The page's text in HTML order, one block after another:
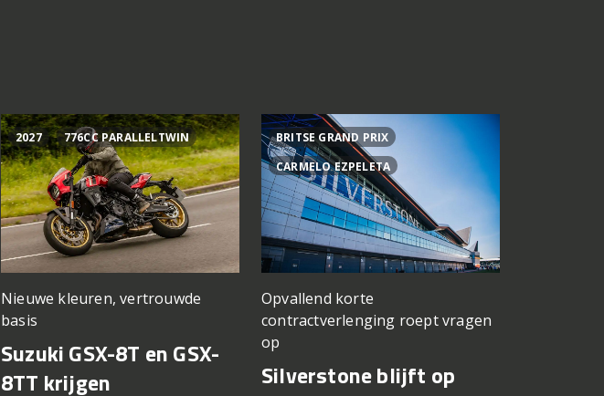
2027 776CC PARALLELTWIN
Nieuwe kleuren, vertrouwde
basis
Suzuki GSX-8T en GSX-
8TT krijgen
BRITSE GRAND PRIX
CARMELO EZPELETA
Opvallend korte
contractverlenging roept vragen
op
Silverstone blijft op